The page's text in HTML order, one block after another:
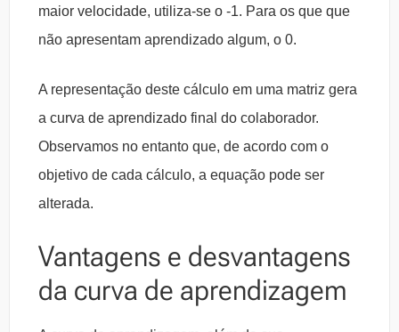
maior velocidade, utiliza-se o -1. Para os que que
não apresentam aprendizado algum, o 0.
A representação deste cálculo em uma matriz gera
a curva de aprendizado final do colaborador.
Observamos no entanto que, de acordo com o
objetivo de cada cálculo, a equação pode ser
alterada.
Vantagens e desvantagens
da curva de aprendizagem